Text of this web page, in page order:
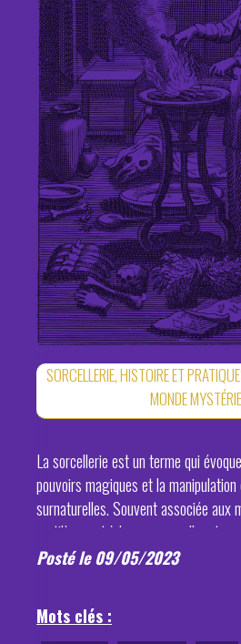
SORCELLERIE, HISTOIRE ET
MONDE
La sorcellerie est un terme qui
pouvoirs magiques et la
surnaturelles. Souvent associée aux
sortilèges et à la voyance, elle a
cultures...
Posté le 09/05/2023
Mots clés :